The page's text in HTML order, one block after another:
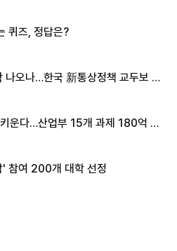
퀴즈, 정답은?
나오나…한국 新통상정책 교두보 활
운다…산업부 15개 과제 180억 지
' 참여 200개 대학 선정